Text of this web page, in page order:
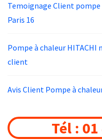
Temoignage Client
Paris 16
Pompe à chaleur
client
Avis Client Pompe à
Tél :